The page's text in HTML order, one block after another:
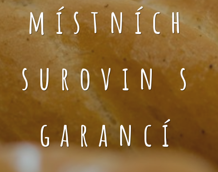
místních
surovin s
garancí